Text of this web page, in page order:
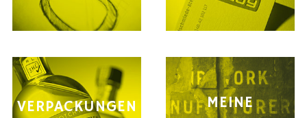
VERPACKUNGEN MEINE